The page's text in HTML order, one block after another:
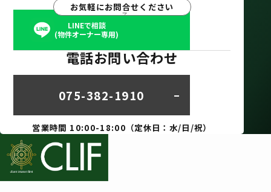
お気軽にお問合せください
LINEで相談
(物件オーナー専用)
電話お問い合わせ
075-382-1910
営業時間 10:00-18:00（定休日：水/日/祝）